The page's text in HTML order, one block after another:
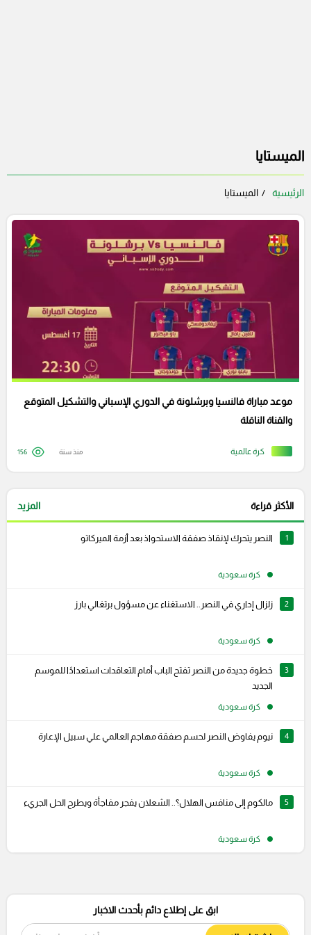
الميستايا
الرئيسية الميستايا
كرة عالمية
موعد مباراة فالنسيا وبرشلونة في الدوري الإسباني والتشكيل المتوقع
والقناة الناقلة
منذ سنة 156
الأكثر قراءة المزيد
1 النصر يتحرك لإنقاذ صفقة الاستحواذ بعد أزمة الميركاتو
كرة سعودية
2 زلزال إداري في النصر.. الاستغناء عن مسؤول برتغالي بارز
كرة سعودية
3
خطوة جديدة من النصر تفتح الباب أمام التعاقدات استعدادًا للموسم
الجديد
كرة سعودية
4 نيوم يفاوض النصر لحسم صفقة مهاجم العالمي علي سبيل الإعارة
كرة سعودية
5 مالكوم إلى منافس الهلال؟.. الشعلان يفجر مفاجأة ويطرح الحل الجريء
كرة سعودية
ابق على إطلاع دائم بأحدث الاخبار